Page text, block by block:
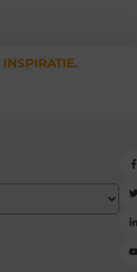
INSPIRATIE.